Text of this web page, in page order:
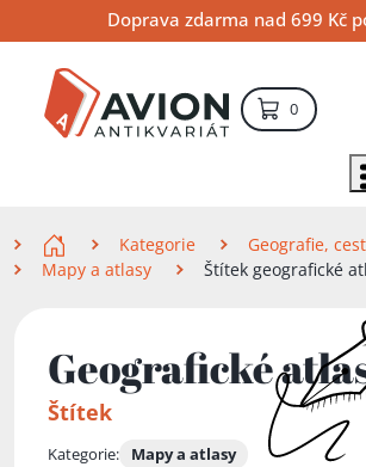
na
obsah
na
navigaci
na
vyhledávání
Doprava zdarma nad 699 Kč
0položek –
Kategorie
Geografie,
Mapy a atlasy
Štítek geografické
Geografické
Štítek
Kategorie:
Mapy a atlasy